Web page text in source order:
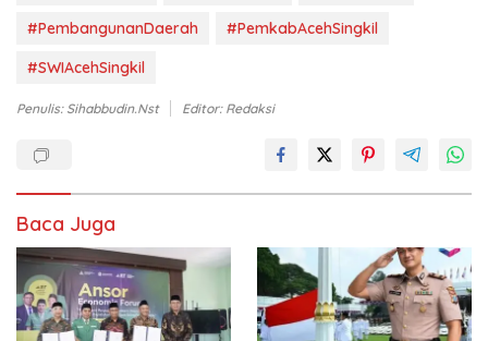
#PembangunanDaerah
#PemkabAcehSingkil
#SWIAcehSingkil
Penulis: Sihabbudin.Nst Editor: Redaksi
Baca Juga